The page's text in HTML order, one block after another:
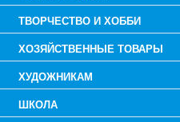
ТВОРЧЕСТВО И ХОББИ
ХОЗЯЙСТВЕННЫЕ ТОВАРЫ
ХУДОЖНИКАМ
ШКОЛА